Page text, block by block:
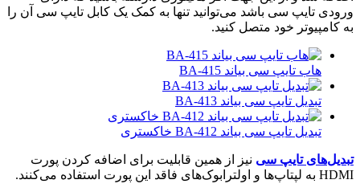
ورودی تایپ سی باشد می‌توانید تنها به کمک یک کابل تایپ سی آن را
به کامپیوتر خود متصل کنید.
هاب تایپ سی بیاند BA-415
تبدیل تایپ سی بیاند BA-413
تبدیل تایپ سی بیاند BA-412 خاکستری
تبدیل‌های تایپ سی نیز از همین قابلیت برای اضافه کردن پورت
HDMI به لپتاپ‌ها و اولترابوک‌های فاقد این پورت استفاده می‌کنند.